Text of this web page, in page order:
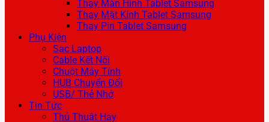
Thay Màn Hình Tablet Samsung
Thay Mặt Kính Tablet Samsung
Thay Pin Tablet Samsung
Phụ Kiện
Sạc Laptop
Cable Kết Nối
Chuột Máy Tính
HUB Chuyển Đổi
USB/ Thẻ Nhớ
Tin Tức
Thủ Thuật Hay